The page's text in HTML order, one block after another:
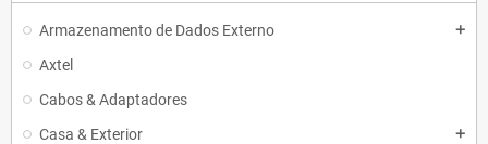
Armazenamento de Dados Externo add
Axtel
Cabos & Adaptadores
Casa & Exterior
add